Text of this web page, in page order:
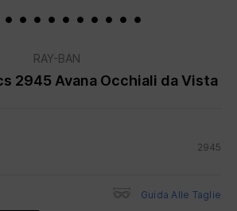
RAY-BAN
2945Avana Occhiali da Vista
2945
Guida Alle Taglie